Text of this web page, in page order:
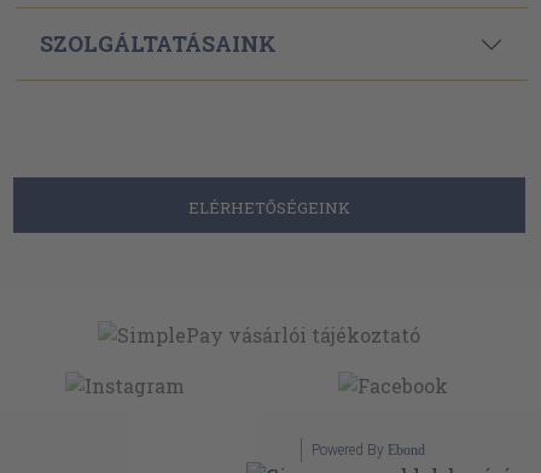
SZOLGÁLTATÁSAINK
ELÉRHETŐSÉGEINK
Powered By Ebond